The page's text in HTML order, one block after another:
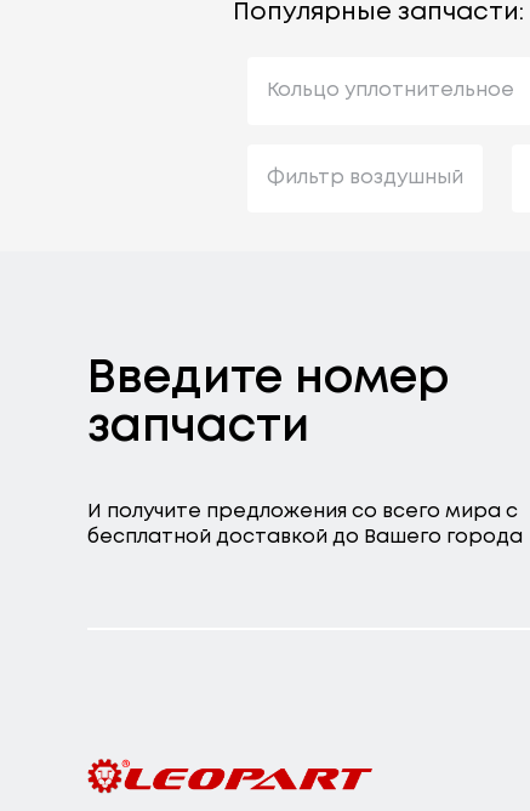
Популярные запчасти:
Кольцо уплотнительное
Фильтр воздушный
Введите номер
запчасти
И получите предложения со всего мира с
бесплатной доставкой до Вашего города